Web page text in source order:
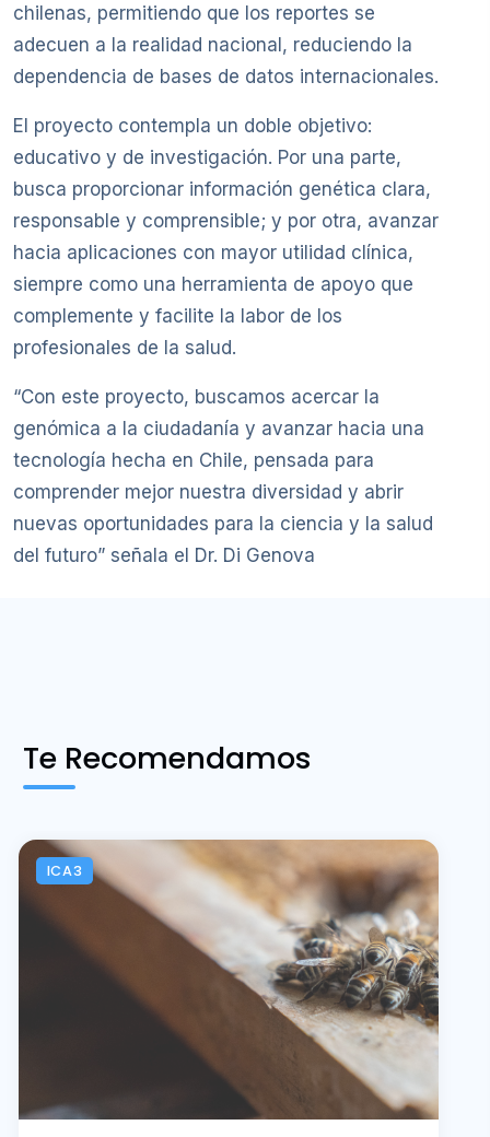
chilenas, permitiendo que los reportes se
adecuen a la realidad nacional, reduciendo la
dependencia de bases de datos internacionales.
El proyecto contempla un doble objetivo:
educativo y de investigación. Por una parte,
busca proporcionar información genética clara,
responsable y comprensible; y por otra, avanzar
hacia aplicaciones con mayor utilidad clínica,
siempre como una herramienta de apoyo que
complemente y facilite la labor de los
profesionales de la salud.
“Con este proyecto, buscamos acercar la
genómica a la ciudadanía y avanzar hacia una
tecnología hecha en Chile, pensada para
comprender mejor nuestra diversidad y abrir
nuevas oportunidades para la ciencia y la salud
del futuro” señala el Dr. Di Genova
Te Recomendamos
ICA3